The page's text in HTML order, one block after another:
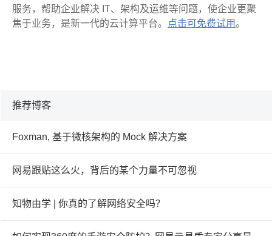
服务，帮助企业解决 IT、架构及运维等问题，使企业更聚
焦于业务，是新一代的云计算平台。
点击可免费试用。
推荐博客
Foxman, 基于微核架构的 Mock 解决方案
网易跟贴这么火，背后的某个力量不可忽视
知物由学 | 你真的了解网络安全吗？